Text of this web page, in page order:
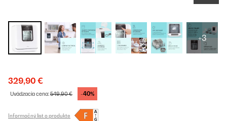
+3
329,90 €
Uvádzacia cena:549,90 € -40%
Informačný list o produkte